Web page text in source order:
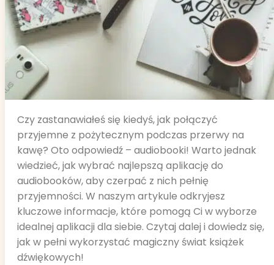
Czy zastanawiałeś się kiedyś, jak połączyć
przyjemne z pożytecznym podczas przerwy na
kawę? Oto odpowiedź – audiobooki! Warto jednak
wiedzieć, jak wybrać najlepszą aplikację do
audiobooków, aby czerpać z nich pełnię
przyjemności. W naszym artykule odkryjesz
kluczowe informacje, które pomogą Ci w wyborze
idealnej aplikacji dla siebie. Czytaj dalej i dowiedz się,
jak w pełni wykorzystać magiczny świat książek
dźwiękowych!